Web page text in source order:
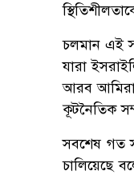
চলমান এই
যারা
আরব
কূটনৈতিক
সবশেষ গত
চালিয়েছে